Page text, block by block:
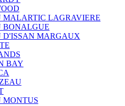
MALARTIC LAGRAVIERE
BONALGUE
D'ISSAN MARGAUX
BAY
MONTUS